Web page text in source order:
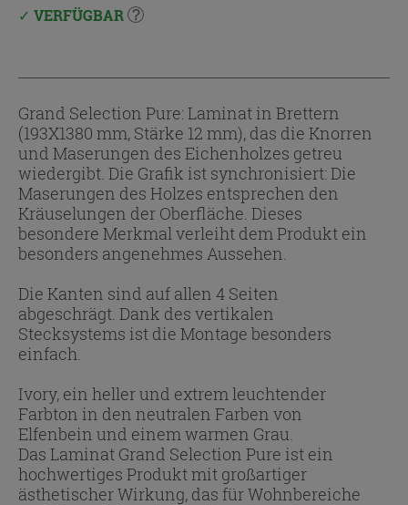
VERFÜGBAR
Grand Selection Pure: Laminat in Brettern
(193X1380 mm, Stärke 12 mm), das die Knorren
und Maserungen des Eichenholzes getreu
wiedergibt. Die Grafik ist synchronisiert: Die
Maserungen des Holzes entsprechen den
Kräuselungen der Oberfläche. Dieses
besondere Merkmal verleiht dem Produkt ein
besonders angenehmes Aussehen.
Die Kanten sind auf allen 4 Seiten
abgeschrägt. Dank des vertikalen
Stecksystems ist die Montage besonders
einfach.
Ivory, ein heller und extrem leuchtender
Farbton in den neutralen Farben von
Elfenbein und einem warmen Grau.
Das Laminat Grand Selection Pure ist ein
hochwertiges Produkt mit großartiger
ästhetischer Wirkung, das für Wohnbereiche